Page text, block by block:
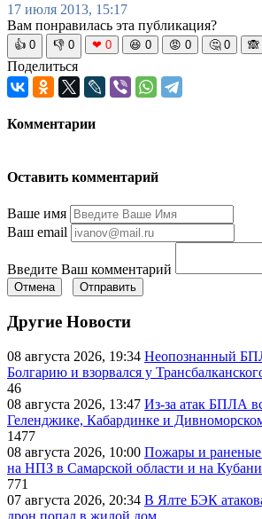
17 июля 2013, 15:17
Вам понравилась эта публикация?
👍 0 👎 0 ❤ 0 😆 0 😡 0 🤔 0 🙈
Поделиться
Комментарии
Оставить комментарий
Ваше имя
Ваш email
Введите Ваш комментарий
Отмена Отправить
Другие Новости
08 августа 2026, 19:34 Неопознанный
Болгарию и взорвался у
46
08 августа 2026, 13:47 Из-за атак БПЛА
Геленджике, Кабардинке и
1477
08 августа 2026, 10:00 Пожары и раненые:
на НПЗ в Самарской области и на Кубани
771
07 августа 2026, 20:34 В Ялте БЭК
дрон попал в жилой дом